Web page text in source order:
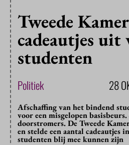
Tweede
cadeautjes uit
studenten
Politiek 28
Afschaffing van het bindend
voor een misgelopen
doorstromers. De Tweede
en stelde een aantal
studenten blij mee kunnen zijn